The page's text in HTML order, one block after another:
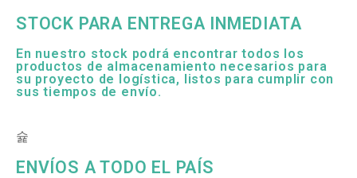
STOCK PARA ENTREGA INMEDIATA
En nuestro stock podrá encontrar todos los
productos de almacenamiento necesarios para
su proyecto de logística, listos para cumplir con
sus tiempos de envío.
ENVÍOS A TODO EL PAÍS